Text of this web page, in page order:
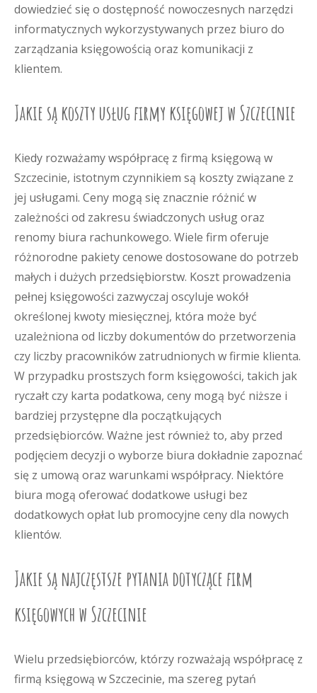
dowiedzieć się o dostępność nowoczesnych narzędzi
informatycznych wykorzystywanych przez biuro do
zarządzania księgowością oraz komunikacji z
klientem.
Jakie są koszty usług firmy księgowej w Szczecinie
Kiedy rozważamy współpracę z firmą księgową w
Szczecinie, istotnym czynnikiem są koszty związane z
jej usługami. Ceny mogą się znacznie różnić w
zależności od zakresu świadczonych usług oraz
renomy biura rachunkowego. Wiele firm oferuje
różnorodne pakiety cenowe dostosowane do potrzeb
małych i dużych przedsiębiorstw. Koszt prowadzenia
pełnej księgowości zazwyczaj oscyluje wokół
określonej kwoty miesięcznej, która może być
uzależniona od liczby dokumentów do przetworzenia
czy liczby pracowników zatrudnionych w firmie klienta.
W przypadku prostszych form księgowości, takich jak
ryczałt czy karta podatkowa, ceny mogą być niższe i
bardziej przystępne dla początkujących
przedsiębiorców. Ważne jest również to, aby przed
podjęciem decyzji o wyborze biura dokładnie zapoznać
się z umową oraz warunkami współpracy. Niektóre
biura mogą oferować dodatkowe usługi bez
dodatkowych opłat lub promocyjne ceny dla nowych
klientów.
Jakie są najczęstsze pytania dotyczące firm
księgowych w Szczecinie
Wielu przedsiębiorców, którzy rozważają współpracę z
firmą księgową w Szczecinie, ma szereg pytań